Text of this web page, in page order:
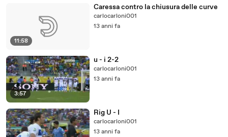
11:58
Caressa contro la chiusura delle curve
carlocarloni001
13 anni fa
3:57
u - i 2-2
carlocarloni001
13 anni fa
Rig U - I
carlocarloni001
13 anni fa